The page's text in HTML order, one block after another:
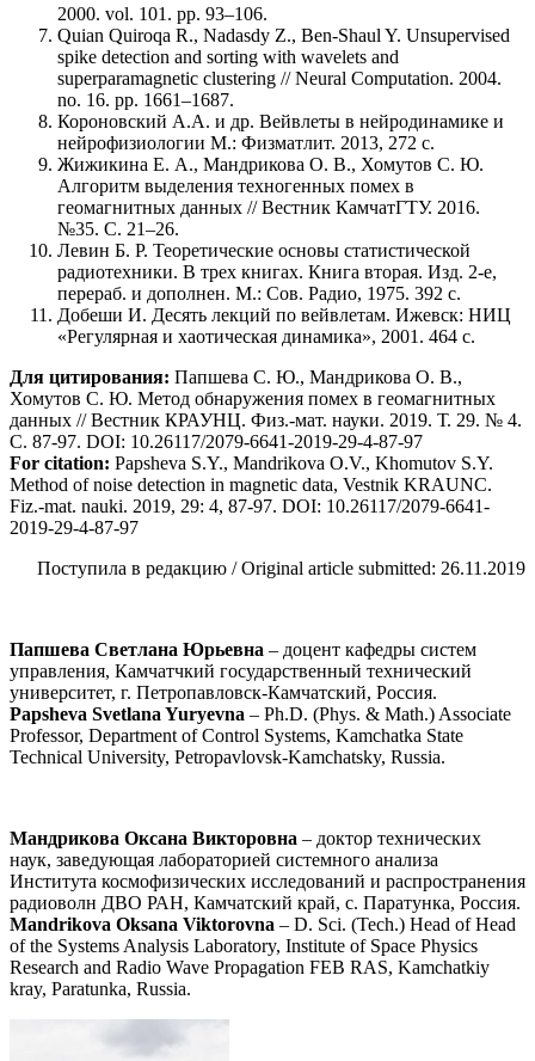
2000. vol. 101. pp. 93–106.
Quian Quiroqa R., Nadasdy Z., Ben-Shaul Y. Unsupervised
spike detection and sorting with wavelets and
superparamagnetic clustering // Neural Computation. 2004.
no. 16. pp. 1661–1687.
Короновский A.A. и др. Вейвлеты в нейродинамике и
нейрофизиологии М.: Физматлит. 2013, 272 c.
Жижикина Е. А., Мандрикова О. В., Хомутов С. Ю.
Алгоритм выделения техногенных помех в
геомагнитных данных // Вестник КамчатГТУ. 2016.
№35. С. 21–26.
Левин Б. Р. Теоретические основы статистической
радиотехники. В трех книгах. Книга вторая. Изд. 2-е,
перераб. и дополнен. М.: Сов. Радио, 1975. 392 c.
Добеши И. Десять лекций по вейвлетам. Ижевск: НИЦ
«Регулярная и хаотическая динамика», 2001. 464 c.
Для цитирования: Папшева С. Ю., Мандрикова О. В.,
Хомутов С. Ю. Метод обнаружения помех в геомагнитных
данных // Вестник КРАУНЦ. Физ.-мат. науки. 2019. Т. 29. № 4.
C. 87-97. DOI: 10.26117/2079-6641-2019-29-4-87-97
For citation: Papsheva S.Y., Mandrikova O.V., Khomutov S.Y.
Method of noise detection in magnetic data, Vestnik KRAUNC.
Fiz.-mat. nauki. 2019, 29: 4, 87-97. DOI: 10.26117/2079-6641-
2019-29-4-87-97
Поступила в редакцию / Original article submitted: 26.11.2019
Папшева Светлана Юрьевна – доцент кафедры систем
управления, Камчатчкий государственный технический
университет, г. Петропавловск-Камчатский, Россия.
Papsheva Svetlana Yuryevna – Ph.D. (Phys. & Math.) Associate
Professor, Department of Control Systems, Kamchatka State
Technical University, Petropavlovsk-Kamchatsky, Russia.
Мандрикова Оксана Викторовна – доктор технических
наук, заведующая лабораторией системного анализа
Института космофизических исследований и распространения
радиоволн ДВО РАН, Камчатский край, с. Паратунка, Россия.
Mandrikova Oksana Viktorovna – D. Sci. (Tech.) Head of Head
of the Systems Analysis Laboratory, Institute of Space Physics
Research and Radio Wave Propagation FEB RAS, Kamchatkiy
kray, Paratunka, Russia.